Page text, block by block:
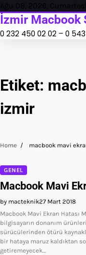
Skip
to
content
Ağu 08, 2026, Cumartesi
İzmir Macbook
0 232 450 02 02 – 0
Etiket:
izmir
Home macbook mavi
GENEL
Macbook Mavi
by macteknik27 Mart 2018
Macbook Mavi Ekran Hatası
bilgisayarın donanım
sürücülerinden ötürü
bir hataya maruz kaldıktan
getiremeyecek…